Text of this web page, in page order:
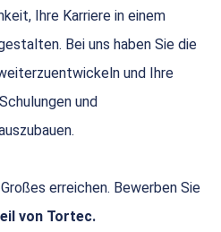
Ihre Karriere in einem
Bei uns haben Sie die
und Ihre
und
erreichen. Bewerben Sie
von Tortec.